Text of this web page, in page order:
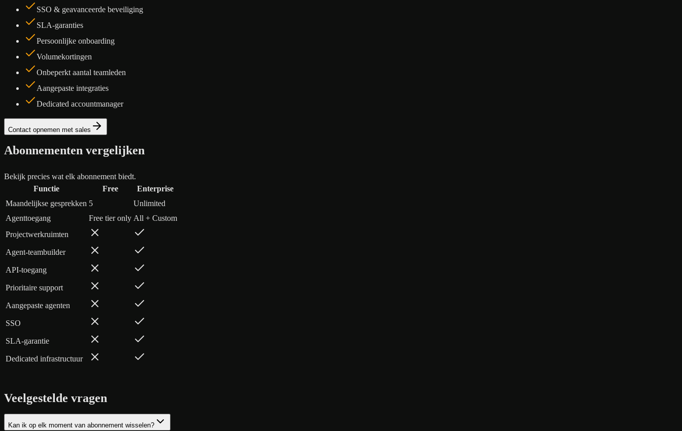
SSO & geavanceerde beveiliging
SLA-garanties
Persoonlijke onboarding
Volumekortingen
Onbeperkt aantal teamleden
Aangepaste integraties
Dedicated accountmanager
Contact opnemen met sales
Abonnementen vergelijken
Bekijk precies wat elk abonnement biedt.
Functie
Free
Enterprise
Maandelijkse gesprekken 5
Unlimited
Agenttoegang
Free tier only All + Custom
Projectwerkruimten
Agent-teambuilder
API-toegang
Prioritaire support
Aangepaste agenten
SSO
SLA-garantie
Dedicated infrastructuur
Veelgestelde vragen
Kan ik op elk moment van abonnement wisselen?